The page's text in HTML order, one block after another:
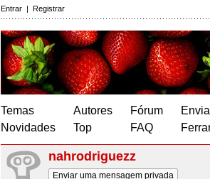
Entrar | Registrar
Temas
Novidades
Autores
Top
Fórum
FAQ
nahrodriguezz
Enviar uma mensagem privada